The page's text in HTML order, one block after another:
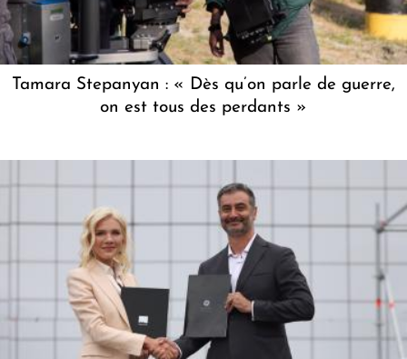
Tamara Stepanyan : « Dès qu’on parle de guerre,
on est tous des perdants »